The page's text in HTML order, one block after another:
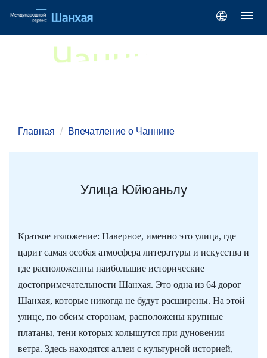
Главная Впечатление о Чаннине
Улица Юйюаньлу
Краткое изложение: Наверное, именно это улица, где
царит самая особая атмосфера литературы и искусства и
где расположенны наибольшие исторические
достопримечательности Шанхая. Это одна из 64 дорог
Шанхая, которые никогда не будут расширены. На этой
улице, по обеим сторонам, расположены крупные
платаны, тени которых колышутся при дуновении
ветра. Здесь находятся аллеи с культурной историей,